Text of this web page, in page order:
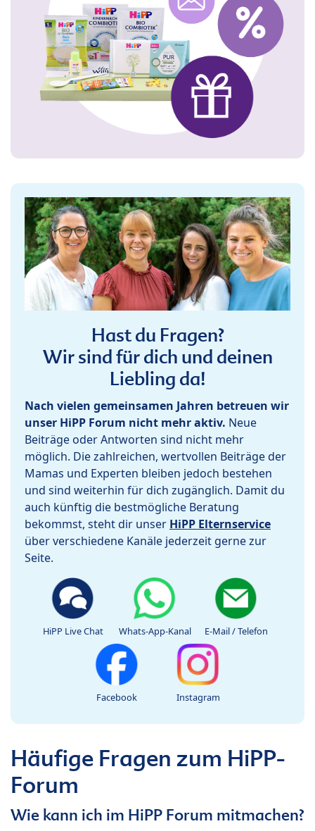
Hast du Fragen?
Wir sind für dich und deinen
Liebling da!
Nach vielen gemeinsamen Jahren betreuen wir
unser HiPP Forum nicht mehr aktiv. Neue
Beiträge oder Antworten sind nicht mehr
möglich. Die zahlreichen, wertvollen Beiträge der
Mamas und Experten bleiben jedoch bestehen
und sind weiterhin für dich zugänglich. Damit du
auch künftig die bestmögliche Beratung
bekommst, steht dir unser HiPP Elternservice
über verschiedene Kanäle jederzeit gerne zur
Seite.
HiPP Live Chat Whats-App-Kanal E-Mail / Telefon
Facebook Instagram
Häufige Fragen zum HiPP-
Forum
Wie kann ich im HiPP Forum mitmachen?